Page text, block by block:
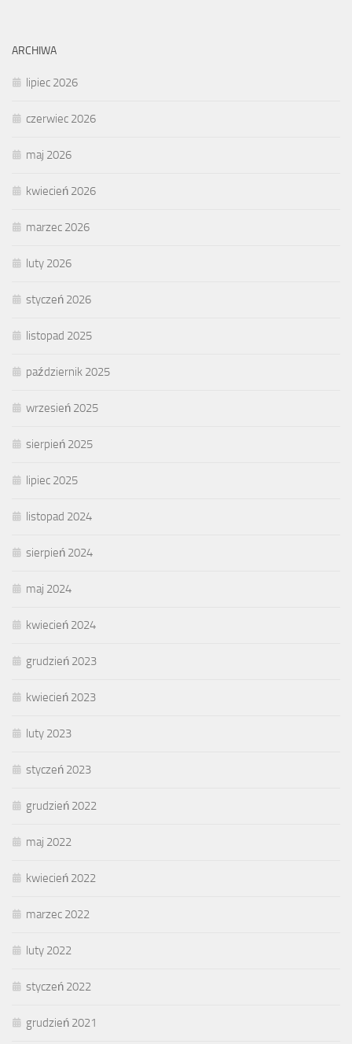
ARCHIWA
lipiec 2026
czerwiec 2026
maj 2026
kwiecień 2026
marzec 2026
luty 2026
styczeń 2026
listopad 2025
październik 2025
wrzesień 2025
sierpień 2025
lipiec 2025
listopad 2024
sierpień 2024
maj 2024
kwiecień 2024
grudzień 2023
kwiecień 2023
luty 2023
styczeń 2023
grudzień 2022
maj 2022
kwiecień 2022
marzec 2022
luty 2022
styczeń 2022
grudzień 2021